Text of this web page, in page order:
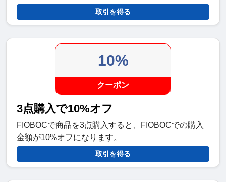
取引を得る
10%
クーポン
3点購入で10%オフ
FIOBOCで商品を3点購入すると、FIOBOCでの購入
金額が10%オフになります。
取引を得る